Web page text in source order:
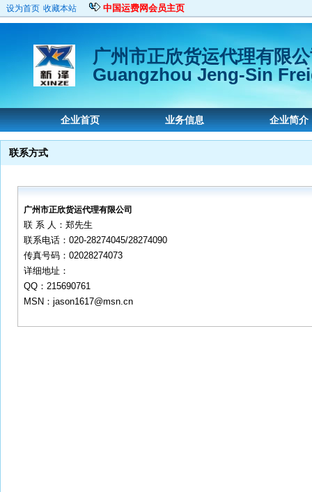
设为首页 收藏本站 中国运费网会员主页
广州市正欣货运代理有限
Guangzhou Jeng-Sin
企业首页 业务信息 企业简介
联系方式
广州市正欣货运代理有限公司
联 系 人：郑先生
联系电话：020-28274045/28274090
传真号码：02028274073
详细地址：
QQ：215690761
MSN：jason1617@msn.cn